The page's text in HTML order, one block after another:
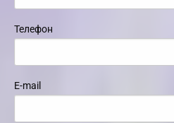
Телефон
E-mail